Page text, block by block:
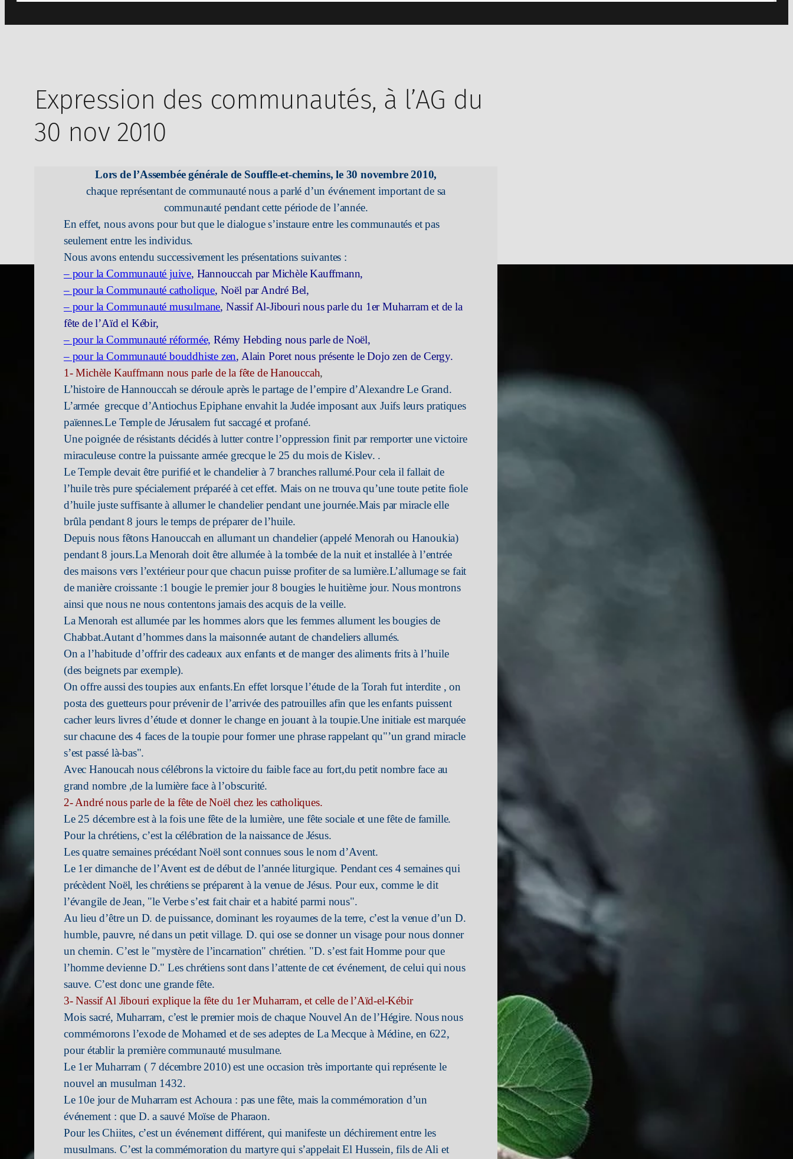
Expression des communautés, à l’AG du
30 nov 2010
Lors de l’Assembée générale de Souffle-et-chemins, le 30 novembre 2010,
chaque représentant de communauté nous aparlé d’un événement important de sa
communauté pendant cette période de l’année.
En effet, nous avons pour butque le dialogue s’instaure entre les communautés et pas
seulement entre les individus.
Nous avons entendu successivement les présentations suivantes :
– pour la Communauté juive, Hannouccah par Michèle Kauffmann,
– pour la Communauté catholique, Noël par André Bel,
– pour la Communauté musulmane, Nassif Al-Jibouri nous parle du 1er Muharram et de la
fête de l’Aïd el Kébir,
– pour la Communauté réformée, Rémy Hebding nous parle de Noël,
– pour la Communauté bouddhiste zen, Alain Poret nous présente le Dojo zen de Cergy.
1- Michèle Kauffmann nous parle de la fête de Hanouccah,
L’histoire de Hannouccah se déroule après le partage de l’empire d’Alexandre Le Grand.
L’armée grecque d’Antiochus Epiphane envahit la Judée imposant aux Juifs leurs pratiques
païennes.Le Temple de Jérusalem fut saccagé et profané.
Une poignée de résistants décidés à lutter contre l’oppression finit par remporter une victoire
miraculeuse contre la puissante armée grecque le 25 du mois de Kislev. .
Le Temple devait être purifié et le chandelier à 7 branches rallumé.Pour cela il fallait de
l’huile très pure spécialement préparéé à cet effet. Mais on ne trouva qu’une toute petite fiole
d’huile juste suffisante à allumer le chandelier pendant une journée.Mais par miracle elle
brûla pendant 8 jours le temps de préparer de l’huile.
Depuis nous fêtons Hanouccah en allumant un chandelier (appelé Menorah ou Hanoukia)
pendant 8 jours.La Menorah doit être allumée à la tombée de la nuit et installée à l’entrée
des maisons vers l’extérieur pour que chacun puisse profiter de sa lumière.L’allumage se fait
de manière croissante :1 bougie le premier jour 8 bougies le huitième jour. Nous montrons
ainsi que nous ne nous contentons jamais des acquis de la veille.
La Menorah est allumée par les hommes alors que les femmes allument les bougies de
Chabbat.Autant d’hommes dans la maisonnée autant de chandeliers allumés.
On a l’habitude d’offrir des cadeaux aux enfants et de manger des aliments frits à l’huile
(des beignets par exemple).
On offre aussi des toupies aux enfants.En effet lorsque l’étude de la Torah fut interdite , on
posta des guetteurs pour prévenir de l’arrivée des patrouilles afin que les enfants puissent
cacher leurs livres d’étude et donner le change en jouant à la toupie.Une initiale est marquée
sur chacune des 4 faces de la toupie pour former une phrase rappelant qu"’un grand miracle
s’est passé là-bas".
Avec Hanoucah nous célébrons la victoire du faible face au fort,du petit nombre face au
grand nombre ,de la lumière face à l’obscurité.
2- André nous parle de la fête de Noël chez les catholiques.
Le 25 décembre est à la fois une fête de la lumière, une fête sociale et une fête de famille.
Pour la chrétiens, c’est la célébration de la naissance de Jésus.
Les quatre semaines précédant Noël sont connues sous le nom d’Avent.
Le 1er dimanche de l’Avent est de début de l’année liturgique. Pendant ces 4 semaines qui
précèdent Noël, les chrétiens se préparent à la venue de Jésus. Pour eux, comme le dit
l’évangile de Jean, "le Verbe s’est fait chair et a habité parmi nous".
Au lieu d’être un D. de puissance, dominant les royaumes de la terre, c’est la venue d’un D.
humble, pauvre, né dans un petit village. D. qui ose se donner un visage pour nous donner
un chemin. C’est le "mystère de l’incarnation" chrétien. "D. s’est fait Homme pour que
l’homme devienne D." Les chrétiens sont dans l’attente de cet événement, de celui qui nous
sauve. C’est donc une grande fête.
3- Nassif Al Jibouri explique la fête du 1er Muharram, et celle de l’Aïd-el-Kébir
Mois sacré, Muharram, c’est le premier mois de chaque Nouvel An de l’Hégire. Nous nous
commémorons l’exode de Mohamed et de ses adeptes de La Mecque à Médine, en 622,
pour établir la première communauté musulmane.
Le 1er Muharram ( 7 décembre 2010) est une occasion très importante qui représente le
nouvel an musulman 1432.
Le 10e jour de Muharram est Achoura : pas une fête, mais la commémoration d’un
événement : que D. a sauvé Moïse de Pharaon.
Pour les Chiites, c’est un événement différent, qui manifeste un déchirement entre les
musulmans. C’est la commémoration du martyre qui s’appelait El Hussein, fils de Ali et